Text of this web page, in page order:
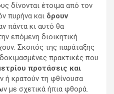
δίνονται έτοιμα από τον
πυρήνα και δρουν
πάντα κι αυτό θα
επόμενη διοικητική
Σκοπός της παράταξης
πρακτικές που
προτάσεις και
ή κρατούν τη φθίνουσα
με σχετικά ήπια φθορά.